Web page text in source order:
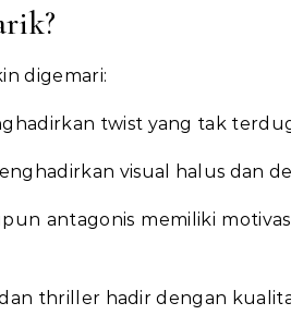
digemari:
twist yang tak
visual halus dan
antagonis memiliki
dan thriller hadir dengan